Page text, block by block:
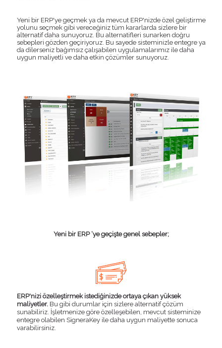
Yeni bir ERP'ye geçmek ya da mevcut ERP'nizde özel geliştirme
yolunu seçmek gibi vereceğiniz tüm kararlarda sizlere bir
alternatif daha sunuyoruz. Bu alternatifleri sunarken doğru
sebepleri gözden geçiriyoruz. Bu sayede sisteminizle entegre ya
da dilerseniz bağımsız çalışabilen uygulamalarımız ile daha
uygun maliyetli ve daha etkin çözümler sunuyoruz.
Yeni bir ERP ‘ye geçişte genel sebepler;
ERP'nizi özelleştirmek istediğinizde ortaya çıkan yüksek
maliyetler.Bu gibi durumlar için sizlere alternatif çözüm
sunabiliriz. İşletmenize göre özelleşebilen, mevcut sisteminize
entegre olabilen SigneraKey ile daha uygun maliyette sonuca
varabilirsiniz.